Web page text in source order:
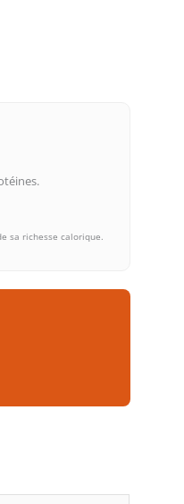
sa richesse calorique.